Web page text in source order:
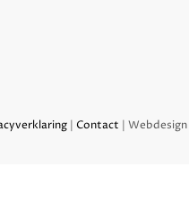
| Contact | Webdesign